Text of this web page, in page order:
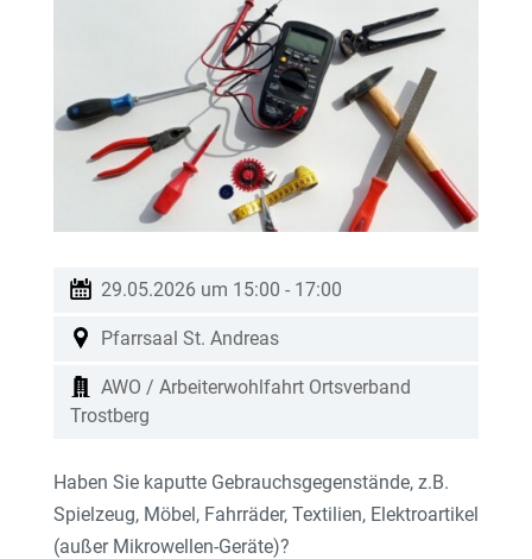
29.05.2026 um 15:00 - 17:00
Pfarrsaal St. Andreas
AWO / Arbeiterwohlfahrt Ortsverband
Trostberg
Haben Sie kaputte Gebrauchsgegenstände, z.B.
Spielzeug, Möbel, Fahrräder, Textilien, Elektroartikel
(außer Mikrowellen-Geräte)?